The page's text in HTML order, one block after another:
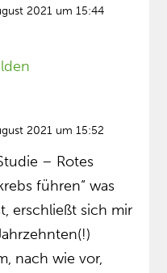
2021 um 15:44
2021 um 15:52
– Rotes
führen“ was
erschließt sich mir
nach wie vor,